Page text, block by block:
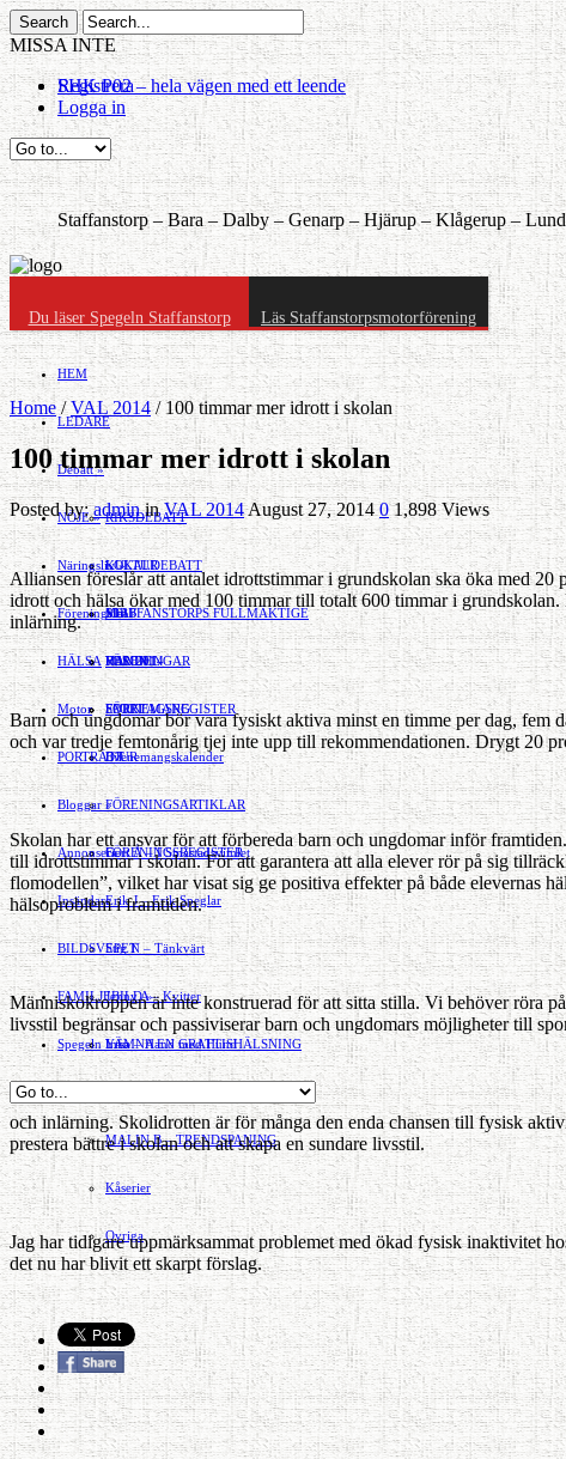
MISSA INTE
FC Staffanstorp upp i division 3
Registrera
Logga in
Staffanstorp –Bara –Dalby –Genarp –Hjärup –Klågerup –
Du läser Spegeln Staffanstorp Läs Staffanstorpsmotorförening
HEM
LEDARE
Debatt »
RIKSDEBATT
LOKALDEBATT
STAFFANSTORPS FULLMÄKTIGE
VAL 2014
NÖJE »
KULTUR
Mat
RESOR
EVENEMANG
Evenemangskalender
Näringsliv »
JOBB
HANDEL
FÖRETAGSREGISTER
Föreningsliv »
FÖRENINGAR
SPORT
DJUR
FÖRENINGSARTIKLAR
FÖRENINGSREGISTER
HÄLSA
Motor
PORTRÄTT
Bloggar »
Gert Å – I Småstadsvimlet
Erik J – Erik Speglar
Stig N – Tänkvärt
Jenny A – Kvitter
Yrsa – Hand med Hund
MALIN B – TRENDSPANING
Kåserier
Ovriga
Annonsera
Insändare
BILDSVEPET
FAMILJEBILD »
LÄMNA EN GRATTISHÄLSNING
Spegeln Info
Home /VAL 2014/100 timmar mer idrott i skolan
100 timmar mer idrott i skolan
Posted by:admininVAL 2014August 27, 2014 0 1,898 Views
Alliansen föreslår att antalet idrotts­timmar i grundskolan ska öka med
idrott och hälsa ökar med 100 timmar till totalt 600 timmar i
inlärning.
Barn och ungdomar bör vara fysiskt aktiva minst en timme per dag, fem
och var tredje femtonårig tjej inte upp till rekommendationen. Drygt 20
Skolan har ett ansvar för att förbereda barn och ungdomar inför
till idrottstimmar i skolan. För att garantera att alla elever rör på sig
flomodellen”, vilket har visat sig ge positiva effekter på både elevernas
hälsoproblem i framtiden.
Människokroppen är inte konstruerad för att sitta stilla. Vi behöver röra
livsstil begränsar och passiviserar barn och ungdomars möjligheter till
och inlärning. Skolidrotten är för många den enda chansen till fysisk
prestera bättre i skolan och att skapa en sundare livsstil.
Jag har tidigare uppmärksammat proble­met med ökad fysisk inaktivitet
det nu har blivit ett skarpt förslag.